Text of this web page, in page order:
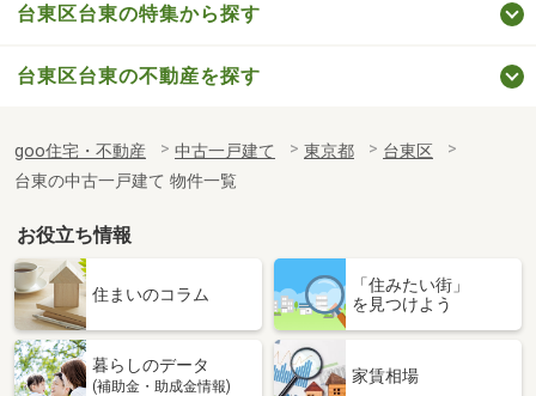
台東区台東の特集から探す
台東区台東の不動産を探す
goo住宅・不動産 中古一戸建て 東京都
台東区
台東の中古一戸建て 物件一覧
お役立ち情報
住まいのコラム
「住みたい街」
を見つけよう
暮らしのデータ
(補助金・助成金情報)
家賃相場